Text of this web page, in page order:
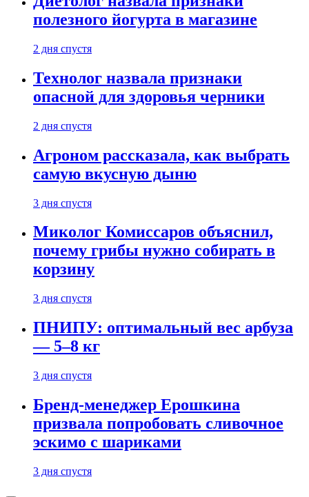
полезного йогурта в магазине
2 дня спустя
Технолог назвала признаки
опасной для здоровья черники
2 дня спустя
Агроном рассказала, как выбрать
самую вкусную дыню
3 дня спустя
Миколог Комиссаров объяснил,
почему грибы нужно собирать в
корзину
3 дня спустя
ПНИПУ: оптимальный вес арбуза
— 5–8 кг
3 дня спустя
Бренд-менеджер Ерошкина
призвала попробовать сливочное
эскимо с шариками
3 дня спустя